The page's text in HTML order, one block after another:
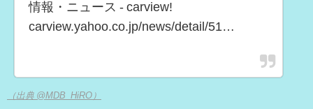
情報・ニュース - carview!
carview.yahoo.co.jp/news/detail/51…
（出典 @MDB_HiRO）